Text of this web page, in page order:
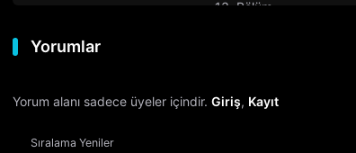
13. Bölüm
Yorumlar
Yorum alanı sadece üyeler içindir. Giriş, Kayıt
Sıralama Yeniler